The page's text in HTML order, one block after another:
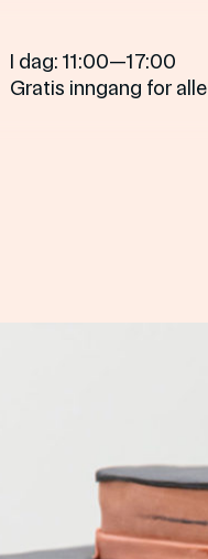
I dag: 11:00—17:00
Gratis inngang for alle